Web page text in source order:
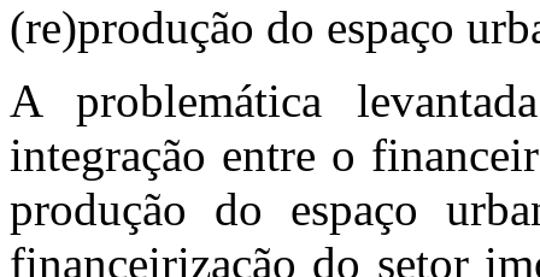
(re)produção do espaço
A problemática
integração entre o
produção do espaço
financeirização do setor